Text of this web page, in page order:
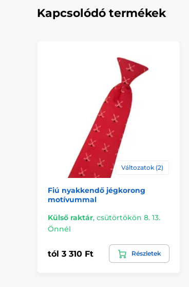
Kapcsolódó termékek
Változatok (2)
Fiú nyakkendő jégkorong
motívummal
Külső raktár, csütörtökön 8. 13.
Önnél
tól 3 310 Ft Részletek